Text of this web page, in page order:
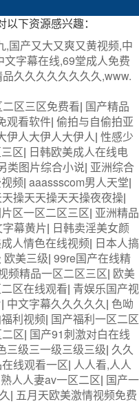
下资源感兴趣：
,国产又大又爽又黄视频,中
字幕在线,69堂成人免费
久久久久久久久久,www.
区三区免费看| 国产精品
观看软件| 偷拍与自偷拍亚
伊人大伊人大伊人| 性感少
区| 日韩欧美成人在线电
类图片综合小说| 亚洲综合
频| aaassscom男人天堂|
操天天操天天操夜夜操|
区一区二区三区| 亚洲精品
幕黄片| 日韩卖淫美女颜
人情色在线视频| 日本人搞
欧美三级| 99re国产在线精
频精品一区二区三区| 欧美
区在线观看| 青娱乐国产视
| 中文字幕久久久久久| 色呦
利视频| 国产福利一区二区
区| 国产91刺激对白在线
三级三一级三级三级| 久久
线观看一区| 人人看,人人
熟人人妻av一区二区| 国产一
| 五月天欧美激情视频免费